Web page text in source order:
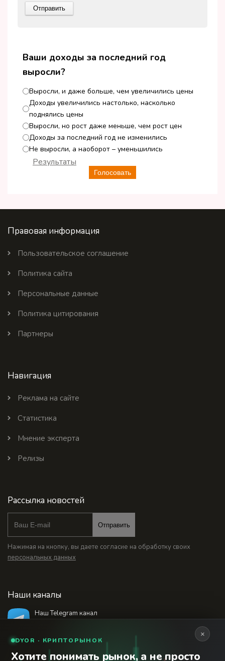
Ваши доходы за последний год
выросли?
Выросли, и даже больше, чем увеличились цены
Доходы увеличились настолько, насколько
поднялись цены
Выросли, но рост даже меньше, чем рост цен
Доходы за последний год не изменились
Не выросли, а наоборот – уменьшились
Голосовать
Результаты
Правовая информация
Пользовательское соглашение
Политика сайта
Персональные данные
Политика цитирования
Партнеры
Навигация
Реклама на сайте
Статистика
Мнение эксперта
Релизы
Рассылка новостей
Отправить
Нажимая на кнопку, вы даете согласие на обработку своих
персональных данных
Наши каналы
Наш Telegram канал
© 2026 Финансовый интернет-портал «Банки
×
DYOR · КРИПТОРЫНОК
Хотите понимать рынок, а не просто